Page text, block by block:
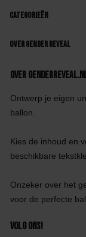
Categorieën
Over Gender Reveal
Over
Ontwerp je eigen
ballon.
Kies de inhoud en
beschikbare
Onzeker over het
voor de perfecte
Volg ons!